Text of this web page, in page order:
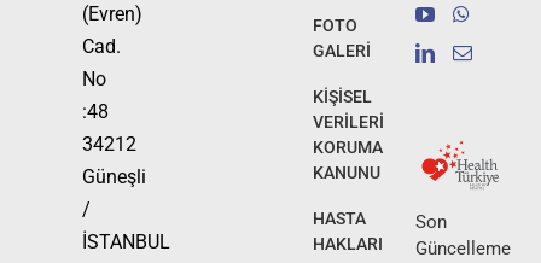
(Evren)
Cad.
No
:48
34212
Güneşli
/
İSTANBUL
FOTO
GALERİ
KİŞİSEL
VERİLERİ
KORUMA
KANUNU
HASTA
HAKLARI
Son
Güncelleme